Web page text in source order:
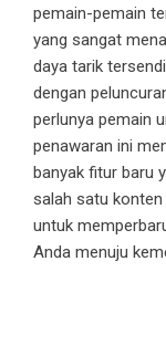
pemain-pemain
yang sangat
daya tarik
dengan
perlunya pemain
penawaran ini
banyak fitur baru
salah satu
untuk
Anda menuju